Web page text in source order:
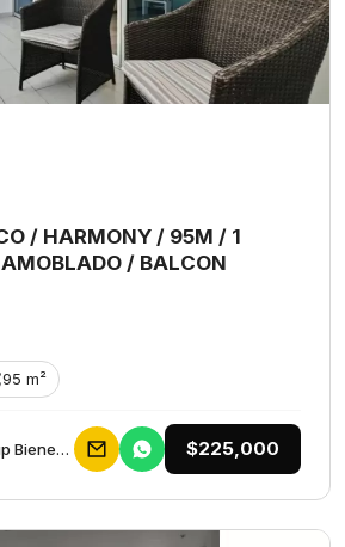
/ HARMONY / 95M / 1
/ BALCON
95 m²
Galceb Group Bienes Raices $225,000